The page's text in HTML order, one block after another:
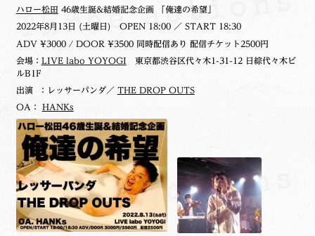
ハロー松田 46歳生誕&結婚記念企画 「俺達の希望」
2022年8月13日 (土曜日) OPEN 18:00 ／ START 18:30
ADV ¥3000 / DOOR ¥3500 同時配信あり 配信チケット2500円
会場： LIVE labo YOYOGI 東京都渋谷区代々木1-31-12 日綜代々木ビ
ルB1F
出演 ：レッサーパンダ／ THE DROP OUTS
OA： HANKs